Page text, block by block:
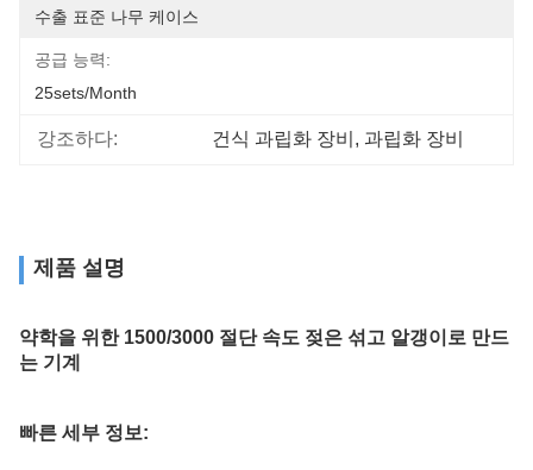
수출 표준 나무 케이스
공급 능력:
25sets/month
강조하다: 건식 과립화 장비 , 과립화 장비
제품 설명
약학을 위한 1500/3000 절단 속도 젖은 섞고 알갱이로 만드
는 기계
빠른 세부 정보: